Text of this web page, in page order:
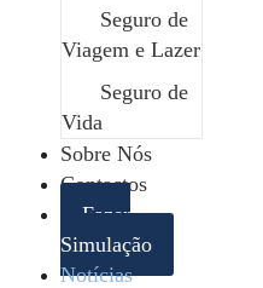
Seguro de
Viagem e Lazer
Seguro de
Vida
Sobre Nós
Contactos
Fazer
Simulação
Notícias